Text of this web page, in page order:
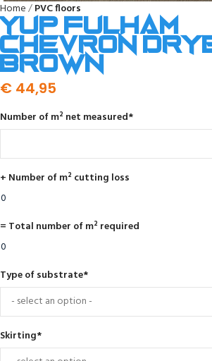
Home PVC floors
YUP Fulham
chevron
brown
€ 44,95
Number of m² net measured*
+ Number of m² cutting loss
= Total number of m² required
Type of substrate*
Skirting*